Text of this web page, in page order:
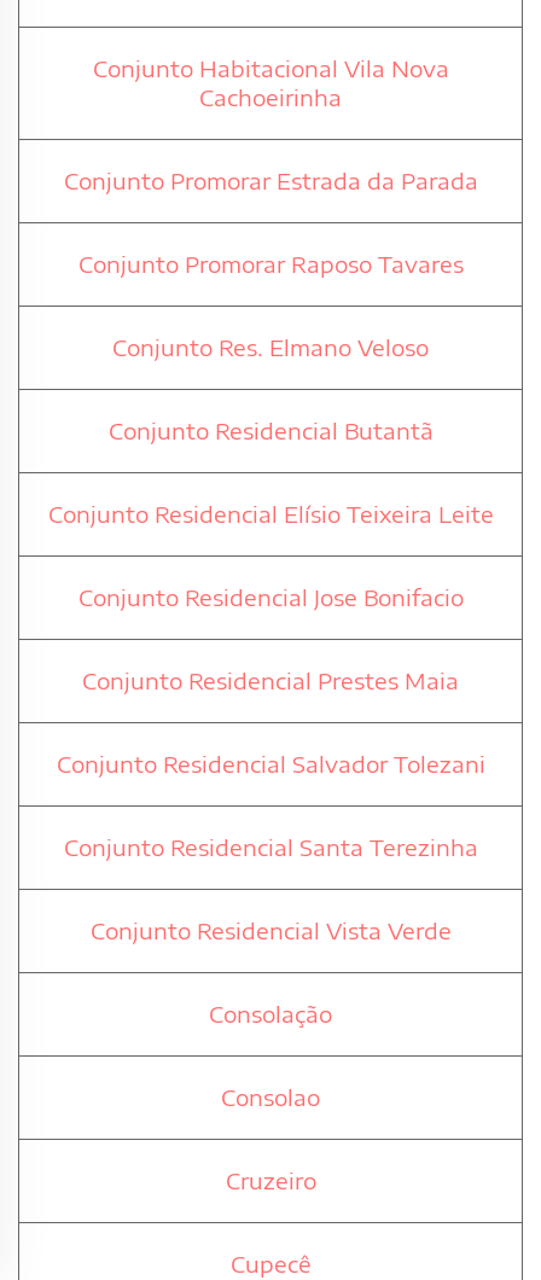
Conjunto Habitacional Vila Nova
Cachoeirinha
Conjunto Promorar Estrada da Parada
Conjunto Promorar Raposo Tavares
Conjunto Res. Elmano Veloso
Conjunto Residencial Butantã
Conjunto Residencial Elísio Teixeira Leite
Conjunto Residencial Jose Bonifacio
Conjunto Residencial Prestes Maia
Conjunto Residencial Salvador Tolezani
Conjunto Residencial Santa Terezinha
Conjunto Residencial Vista Verde
Consolação
Consolao
Cruzeiro
Cupecê